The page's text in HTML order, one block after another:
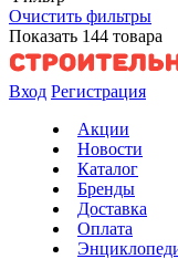
Очистить фильтры
Показать 144 товара
Вход Регистрация
Акции
Новости
Каталог
Бренды
Доставка
Оплата